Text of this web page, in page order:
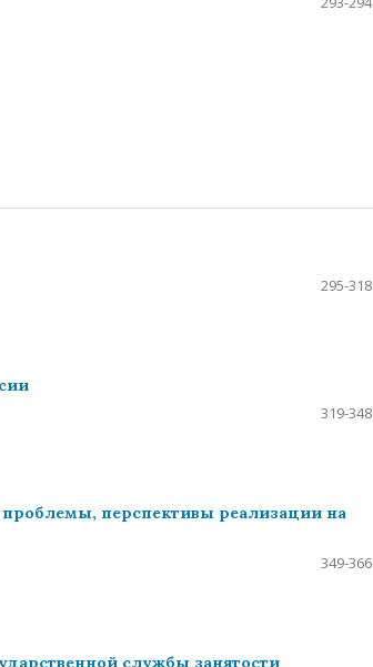
295-318
319-348
перспективы реализации на
349-366
службы занятости